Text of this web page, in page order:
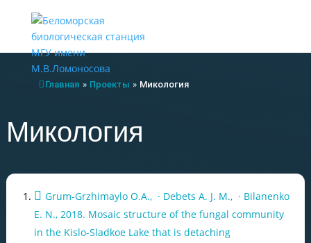
Главная » Проекты » Микология
Микология
Grum-Grzhimaylo O.A., · Debets A. J. M., · Bilanenko
E. N., 2018. Mosaic structure of the fungal community
in the Kislo-Sladkoe Lake that is detaching